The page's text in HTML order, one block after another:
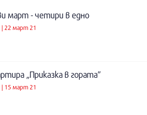
март - четири в едно
| 22 март 21
„Приказка в гората”
| 15 март 21